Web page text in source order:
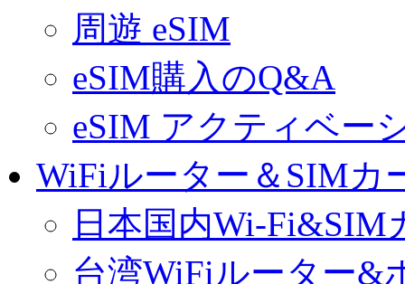
周遊 eSIM
eSIM購入のQ&A
eSIM アクティベー
WiFiルーター＆SIMカ
日本国内Wi-Fi&SIM
台湾WiFiルーター&